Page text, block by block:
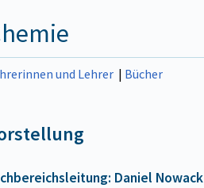
und Lehrer | Bücher
Daniel Nowack